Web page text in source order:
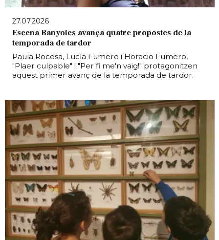
27.07.2026
Escena Banyoles avança quatre propostes de la
temporada de tardor
Paula Rocosa, Lucía Fumero i Horacio Fumero,
"Plaer culpable" i "Per fi me'n vaig!" protagonitzen
aquest primer avanç de la temporada de tardor.